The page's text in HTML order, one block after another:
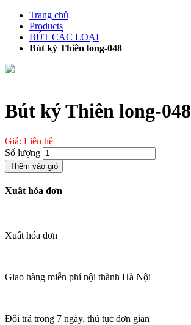
Chuyển
phần
Trang chủ
Products
BÚT CÁC LOẠI
Bút ký Thiên long-048
Bút ký Thiên long-048
Giá: Liên hệ
Số lượng
Thêm vào giỏ
Xuât hóa đơn
Xuất hóa đơn
Giao hàng miễn phí nội thành Hà Nội
Đôi trả trong 7 ngày, thủ tục đơn giản